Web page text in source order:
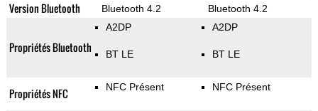
Version Bluetooth Bluetooth 4.2 Bluetooth 4.2
Propriétés Bluetooth
A2DP
BT LE
A2DP
BT LE
Propriétés NFC NFC Présent NFC Présent